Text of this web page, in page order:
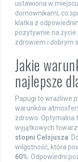
ustawiona w
domownikami, co
klatka z
pozytywnie na życie
zdrowiem i dobrym
Jakie
najlepsze
Papugi to wrażliwe
warunków
zdrowo. Optymalna
wyjątkowych
stopni Celsjusza.
wilgotność, która
60%. Odpowiedni